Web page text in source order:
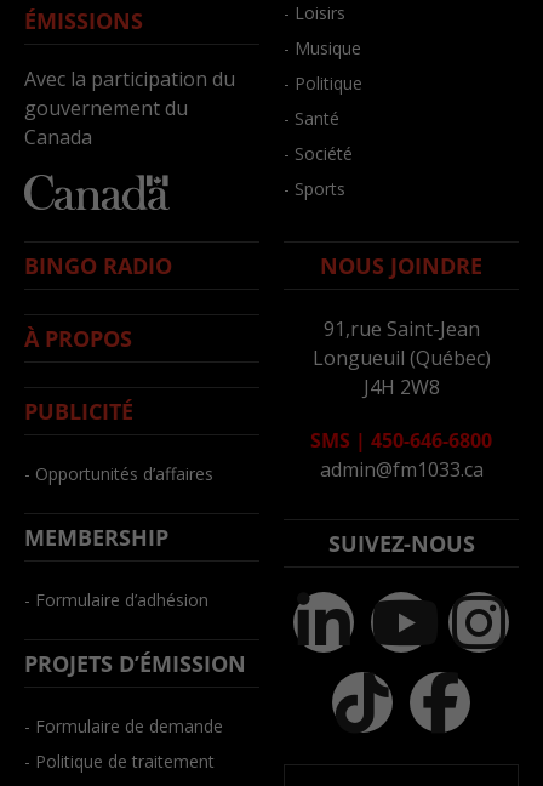
ÉMISSIONS
Avec la participation du
gouvernement du
Canada
- Loisirs
- Musique
- Politique
- Santé
- Société
- Sports
BINGO RADIO
À PROPOS
PUBLICITÉ
- Opportunités d’affaires
MEMBERSHIP
- Formulaire d’adhésion
PROJETS D’ÉMISSION
- Formulaire de demande
- Politique de traitement
NOUS JOINDRE
91,rue Saint-Jean
Longueuil (Québec)
J4H 2W8
SMS | 450-646-6800
admin@fm1033.ca
SUIVEZ-NOUS